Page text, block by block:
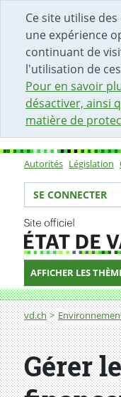
Ce site utilise
une expérience
continuant de
l'utilisation de
Pour en savoir
désactiver, ainsi
matière de
DÉBUT DU
ACCÈS AU
PAGE D'ACCUEIL
FORMULAIRE DE
Sous-
Autorités Législation
Votre
SE CONNECTER
AFFICHER LES
Fil
vd.ch
Gérer les
Gérer